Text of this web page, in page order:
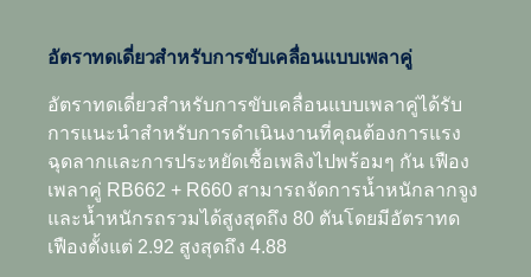
อัตราทดเดี่ยวสำหรับการขับเคลื่อนแบบเพลาคู่
อัตราทดเดี่ยวสำหรับการขับเคลื่อนแบบเพลาคู่ได้รับ
การแนะนำสำหรับการดำเนินงานที่คุณต้องการแรง
ฉุดลากและการประหยัดเชื้อเพลิงไปพร้อมๆ กัน เฟือง
เพลาคู่ RB662 + R660 สามารถจัดการน้ำหนักลากจูง
และน้ำหนักรถรวมได้สูงสุดถึง 80 ตันโดยมีอัตราทด
เฟืองตั้งแต่ 2.92 สูงสุดถึง 4.88